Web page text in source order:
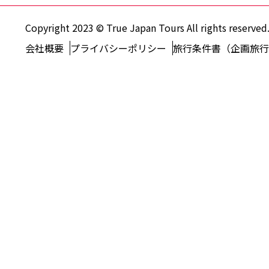
Copyright 2023 © True Japan Tours All rights reserved.
会社概要 プライバシーポリシー 旅行条件書（企画旅行